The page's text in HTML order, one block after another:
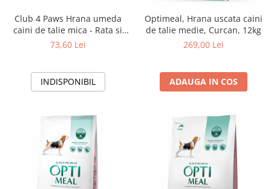
Club 4 Paws Hrana umeda
caini de talie mica - Rata si
curcan, set 24*100g
73,60 Lei
INDISPONIBIL
Optimeal, Hrana uscata caini
de talie medie, Curcan, 12kg
269,00 Lei
ADAUGA IN COS